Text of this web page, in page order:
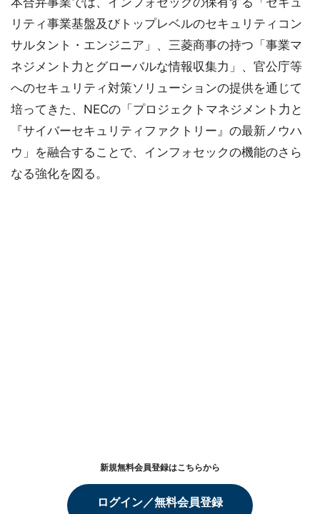
リティ事業基盤及びトップレベルのセキュリティコン
サルタント・エンジニア」、三菱商事の持つ「事業マ
ネジメント力とグローバルな情報収集力」、官公庁等
へのセキュリティ対策ソリューションの提供を通じて
培ってきた、NECの「プロジェクトマネジメント力と
『サイバーセキュリティファクトリー』の最新ノウハ
ウ」を融合することで、インフォセックの機能のさら
なる強化を図る。
新規無料会員登録はこちらから
ログイン／無料会員登録